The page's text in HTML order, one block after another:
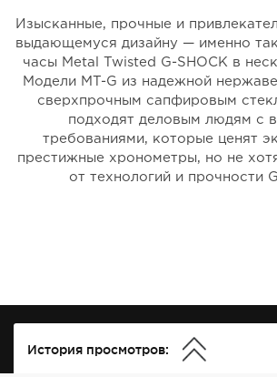
Изысканные, прочные и
выдающемуся дизайну — именно
часы Metal Twisted G-SHOCK в
Модели MT-G из надежной
сверхпрочным сапфировым
подходят деловым людям с
требованиями, которые ценят
престижные хронометры, но не
от технологий и прочности
История просмотров: